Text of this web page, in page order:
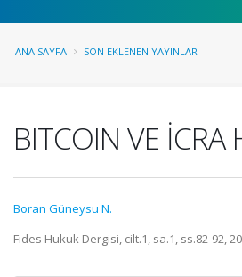
ANA SAYFA SON EKLENEN YAYINLAR
BITCOIN VE İCRA
Boran Güneysu N.
Fides Hukuk Dergisi, cilt.1, sa.1, ss.82-92,